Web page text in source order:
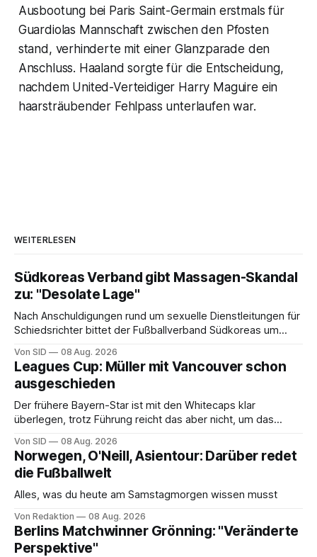
Ausbootung bei Paris Saint-Germain erstmals für
Guardiolas Mannschaft zwischen den Pfosten
stand, verhinderte mit einer Glanzparade den
Anschluss. Haaland sorgte für die Entscheidung,
nachdem United-Verteidiger Harry Maguire ein
haarsträubender Fehlpass unterlaufen war.
WEITERLESEN
Südkoreas Verband gibt Massagen-Skandal
zu: "Desolate Lage"
Nach Anschuldigungen rund um sexuelle Dienstleitungen für
Schiedsrichter bittet der Fußballverband Südkoreas um
Von SID 08 Aug. 2026
Leagues Cup: Müller mit Vancouver schon
ausgeschieden
Der frühere Bayern-Star ist mit den Whitecaps klar
überlegen, trotz Führung reicht das aber nicht, um das
Von SID 08 Aug. 2026
Norwegen, O'Neill, Asientour: Darüber redet
die Fußballwelt
Alles, was du heute am Samstagmorgen wissen musst
Von Redaktion 08 Aug. 2026
Berlins Matchwinner Grönning: "Veränderte
Perspektive"